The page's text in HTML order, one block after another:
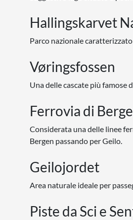
Hallingskarvet
Parco nazionale
Vøringsfossen
Una delle cascate più
Ferrovia di
Considerata una delle linee
Bergen passando per Geilo.
Geilojordet
Area naturale ideale per
Piste da Sci e